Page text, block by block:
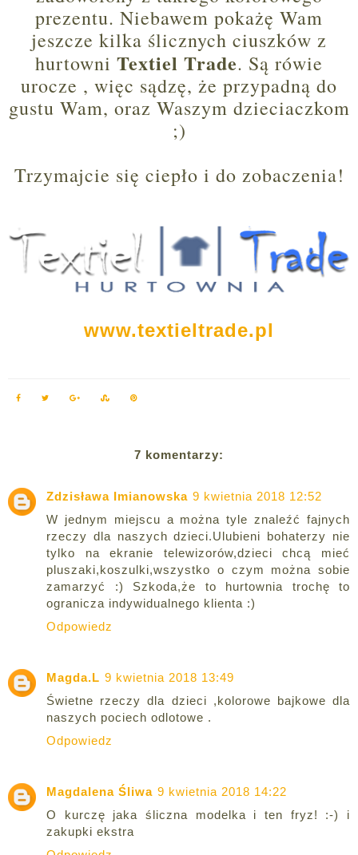
prezentu. Niebawem pokażę Wam
jeszcze kilka ślicznych ciuszków z
hurtowni Textiel Trade. Są rówie
urocze , więc sądzę, że przypadną do
gustu Wam, oraz Waszym dzieciaczkom
;)
Trzymajcie się ciepło i do zobaczenia!
www.textieltrade.pl
7 komentarzy:
Zdzisława Imianowska 9 kwietnia 2018 12:52
W jednym miejscu a można tyle znaleźć fajnych
rzeczy dla naszych dzieci.Ulubieni bohaterzy nie
tylko na ekranie telewizorów,dzieci chcą mieć
pluszaki,koszulki,wszystko o czym można sobie
zamarzyć :) Szkoda,że to hurtownia trochę to
ogranicza indywidualnego klienta :)
Odpowiedz
Magda.L 9 kwietnia 2018 13:49
Świetne rzeczy dla dzieci ,kolorowe bajkowe dla
naszych pociech odlotowe .
Odpowiedz
Magdalena Śliwa 9 kwietnia 2018 14:22
O kurczę jaka śliczna modelka i ten fryz! :-) i
zakupki ekstra